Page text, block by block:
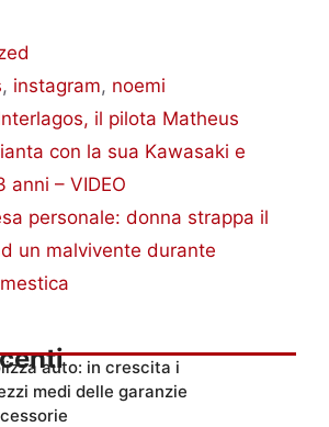
, instagram, noemi
il pilota Matheus
con la sua Kawasaki e
anni – VIDEO
personale: donna strappa il
un malvivente durante
auto: in crescita i
medi delle garanzie